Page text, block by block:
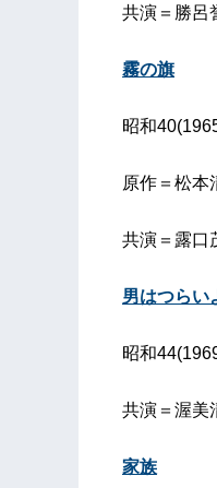
共演＝勝呂
霧の旗
昭和
原作＝松本
共演＝露口
男はつらい
昭和
共演＝渥美
家族